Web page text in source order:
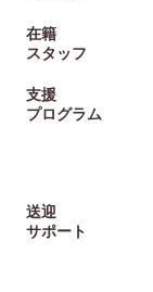
在籍
スタッフ
支援
プログラム
送迎
サポート